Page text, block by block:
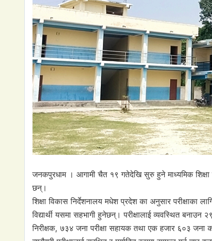
जनकपुरधाम । आगामी चैत १९ गतेदेखि सुरु हुने माध्यमिक शिक्षा
छन्।
शिक्षा विकास निर्देशनालय मधेश प्रदेश का अनुसार परीक्षाका
विद्यार्थी यसमा सहभागी हुनेछन्। परीक्षालाई व्यवस्थित
निरीक्षक, ७३४ जना परीक्षा सहायक तथा एक हजार ६०३ जना